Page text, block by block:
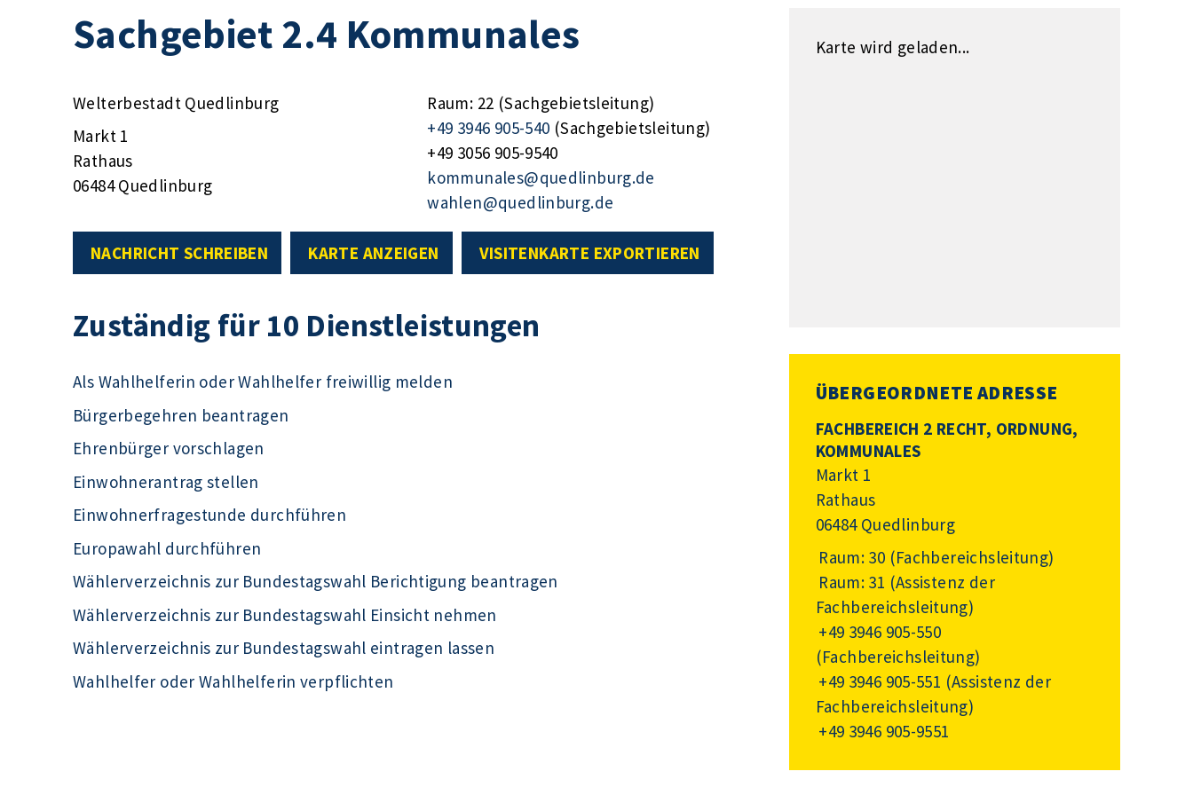
Sachgebiet 2.4 Kommunales
Welterbestadt Quedlinburg
Markt 1
Rathaus
06484 Quedlinburg
Raum: 22 (Sachgebietsleitung)
+49 3946 905-540 (Sachgebietsleitung)
+49 3056 905-9540
kommunales@quedlinburg.de
wahlen@quedlinburg.de
NACHRICHT SCHREIBEN KARTE ANZEIGEN VISITENKARTE EXPORTIEREN
Zuständig für 10 Dienstleistungen
Als Wahlhelferin oder Wahlhelfer freiwillig melden
Bürgerbegehren beantragen
Ehrenbürger vorschlagen
Einwohnerantrag stellen
Einwohnerfragestunde durchführen
Europawahl durchführen
Wählerverzeichnis zur Bundestagswahl Berichtigung beantragen
Wählerverzeichnis zur Bundestagswahl Einsicht nehmen
Wählerverzeichnis zur Bundestagswahl eintragen lassen
Wahlhelfer oder Wahlhelferin verpflichten
Karte wird geladen...
ÜBERGEORDNETE ADRESSE
FACHBEREICH 2 RECHT, ORDNUNG,
KOMMUNALES
Markt 1
Rathaus
06484 Quedlinburg
Raum: 30 (Fachbereichsleitung)
Raum: 31 (Assistenz der
Fachbereichsleitung)
+49 3946 905-550
(Fachbereichsleitung)
+49 3946 905-551 (Assistenz der
Fachbereichsleitung)
+49 3946 905-9551